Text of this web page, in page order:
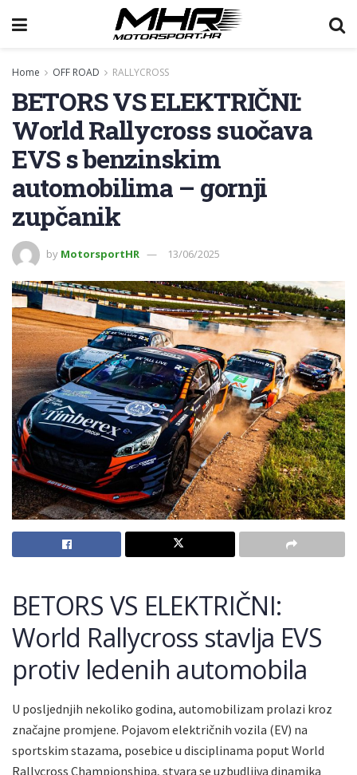
Home OFF ROAD RALLYCROSS
BETORS VS ELEKTRIČNI:
World Rallycross suočava
EVS s benzinskim
automobilima – gornji
zupčanik
by MotorsportHR 13/06/2025
BETORS VS ELEKTRIČNI:
World Rallycross stavlja EVS
protiv ledenih automobila
U posljednjih nekoliko godina, automobilizam prolazi kroz
značajne promjene. Pojavom električnih vozila (EV) na
sportskim stazama, posebice u disciplinama poput World
Rallycross Championshipa, stvara se uzbudljiva dinamika